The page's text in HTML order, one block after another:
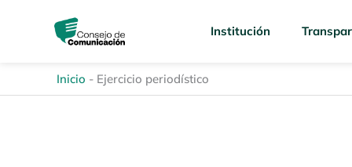
Institución
Inicio - Ejercicio periodístico